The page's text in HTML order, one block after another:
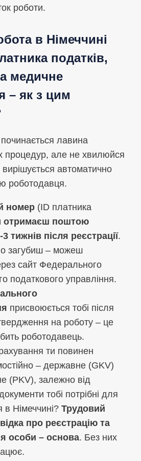
роботи.
в Німеччині
податків,
медичне
– як з цим
починається лавина
процедур, але не хвилюйся
вирішується автоматично
роботодавця.
номер (ID платника
отримаєш поштою
тижнів після реєстрації.
загубиш – можеш
сайт Федерального
податкового управління.
присвоюється тобі після
на роботу – це
роботодавець.
ти повинен
– державне (GKV)
(PKV), залежно від
тобі потрібні для
в Німеччині? Трудовий
про реєстрацію та
особи – основа. Без них